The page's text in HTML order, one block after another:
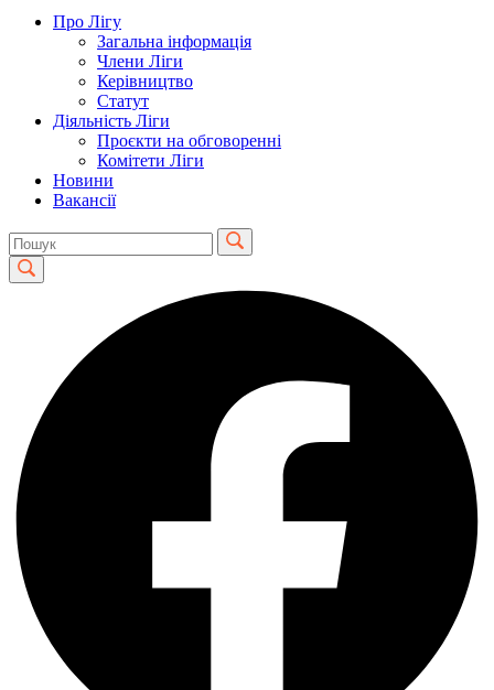
Про Лігу
Загальна інформація
Члени Ліги
Керівництво
Статут
Діяльність Ліги
Проєкти на обговоренні
Комітети Ліги
Новини
Вакансії